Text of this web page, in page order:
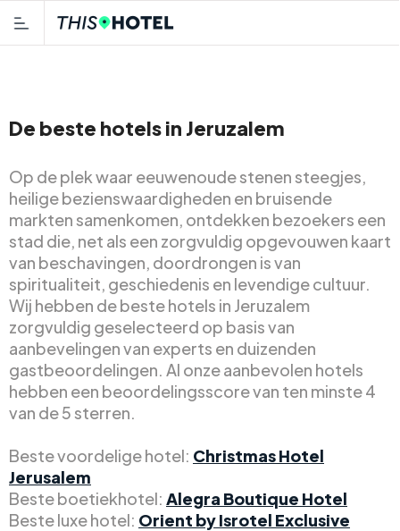
De beste hotels in Jeruzalem
Op de plek waar eeuwenoude stenen steegjes,
heilige bezienswaardigheden en bruisende
markten samenkomen, ontdekken bezoekers een
stad die, net als een zorgvuldig opgevouwen kaart
van beschavingen, doordrongen is van
spiritualiteit, geschiedenis en levendige cultuur.
Wij hebben de beste hotels in Jeruzalem
zorgvuldig geselecteerd op basis van
aanbevelingen van experts en duizenden
gastbeoordelingen. Al onze aanbevolen hotels
hebben een beoordelingsscore van ten minste 4
van de 5 sterren.
Beste voordelige hotel: Christmas Hotel
Jerusalem
Beste boetiekhotel: Alegra Boutique Hotel
Beste luxe hotel: Orient by Isrotel Exclusive